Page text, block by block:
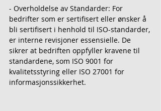
- Overholdelse av Standarder: For
bedrifter som er sertifisert eller ønsker å
bli sertifisert i henhold til ISO-standarder,
er interne revisjoner essensielle. De
sikrer at bedriften oppfyller kravene til
standardene, som ISO 9001 for
kvalitetsstyring eller ISO 27001 for
informasjonssikkerhet.